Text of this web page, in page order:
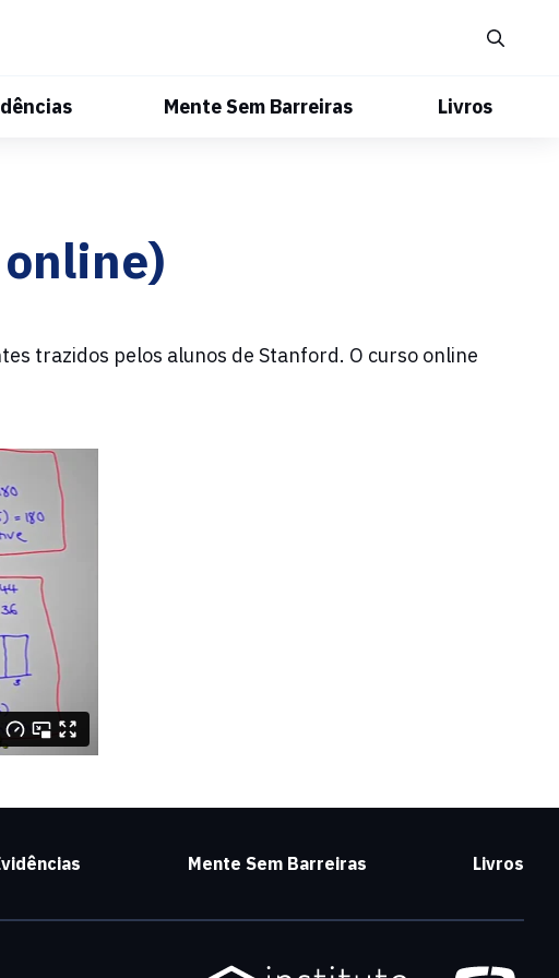
Mente Sem Barreiras Livros
trazidos pelos alunos de Stanford. O curso online
Mente Sem Barreiras Livros